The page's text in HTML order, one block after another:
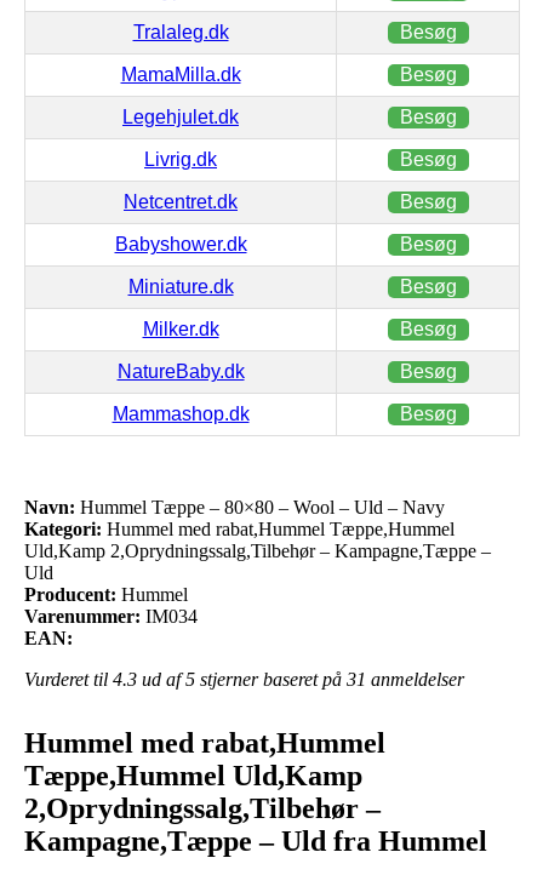
Tralaleg.dk Besøg
MamaMilla.dk Besøg
Legehjulet.dk Besøg
Livrig.dk Besøg
Netcentret.dk Besøg
Babyshower.dk Besøg
Miniature.dk Besøg
Milker.dk Besøg
NatureBaby.dk Besøg
Mammashop.dk Besøg
Navn: Hummel Tæppe – 80×80 – Wool – Uld – Navy
Kategori: Hummel med rabat,Hummel Tæppe,Hummel
Uld,Kamp 2,Oprydningssalg,Tilbehør – Kampagne,Tæppe –
Uld
Producent: Hummel
Varenummer: IM034
EAN:
Vurderet til 4.3 ud af 5 stjerner baseret på 31 anmeldelser
Hummel med rabat,Hummel
Tæppe,Hummel Uld,Kamp
2,Oprydningssalg,Tilbehør –
Kampagne,Tæppe – Uld fra Hummel